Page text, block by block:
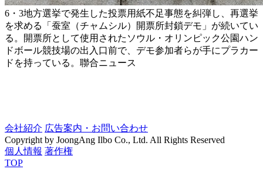
6・3地方選挙で発生した投票用紙不足事態を糾弾し、再選挙
を求める「蚕室（チャムシル）開票所封鎖デモ」が続いてい
る。開票所として使用されたソウル・オリンピック公園ハン
ドボール競技場の出入口前で、デモ参加者らが手にプラカー
ドを持っている。聯合ニュース
会社紹介 広告案内・お問い合わせ
Copyright by JoongAng Ilbo Co., Ltd. All Rights Reserved
個人情報 著作権
TOP